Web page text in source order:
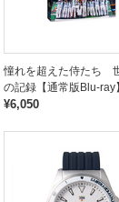
憧れを超えた侍たち
の記録【通常版Blu-ray】
¥6,050